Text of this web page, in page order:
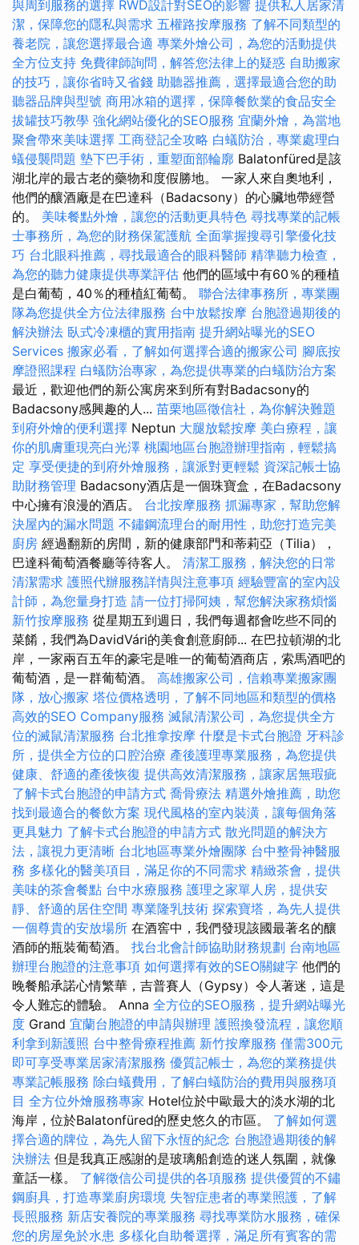
與周到服務的選擇 RWD設計對SEO的影響 提供私人居家清
潔，保障您的隱私與需求 五權路按摩服務 了解不同類型的
養老院，讓您選擇最合適 專業外燴公司，為您的活動提供
全方位支持 免費律師詢問，解答您法律上的疑惑 自助搬家
的技巧，讓你省時又省錢 助聽器推薦，選擇最適合您的助
聽器品牌與型號 商用冰箱的選擇，保障餐飲業的食品安全
拔罐技巧教學 強化網站優化的SEO服務 宜蘭外燴，為當地
聚會帶來美味選擇 工商登記全攻略 白蟻防治，專業處理白
蟻侵襲問題 墊下巴手術，重塑面部輪廓 Balatonfüred是該
湖北岸的最古老的藥物和度假勝地。 一家人來自奧地利，
他們的釀酒廠是在巴達科（Badacsony）的心臟地帶經營
的。 美味餐點外燴，讓您的活動更具特色 尋找專業的記帳
士事務所，為您的財務保駕護航 全面掌握搜尋引擎優化技
巧 台北眼科推薦，尋找最適合的眼科醫師 精準聽力檢查，
為您的聽力健康提供專業評估 他們的區域中有60％的種植
是白葡萄，40％的種植紅葡萄。 聯合法律事務所，專業團
隊為您提供全方位法律服務 台中放鬆按摩 台胞證過期後的
解決辦法 臥式冷凍櫃的實用指南 提升網站曝光的SEO
Services 搬家必看，了解如何選擇合適的搬家公司 腳底按
摩證照課程 白蟻防治專家，為您提供專業的白蟻防治方案
最近，歡迎他們的新公寓房來到所有對Badacsony的
Badacsony感興趣的人... 苗栗地區徵信社，為你解決難題
到府外燴的便利選擇 Neptun 大腿放鬆按摩 美白療程，讓
你的肌膚重現亮白光澤 桃園地區台胞證辦理指南，輕鬆搞
定 享受便捷的到府外燴服務，讓派對更輕鬆 資深記帳士協
助財務管理 Badacsony酒店是一個珠寶盒，在Badacsony
中心擁有浪漫的酒店。 台北按摩服務 抓漏專家，幫助您解
決屋內的漏水問題 不鏽鋼流理台的耐用性，助您打造完美
廚房 經過翻新的房間，新的健康部門和蒂莉亞（Tilia），
巴達科葡萄酒餐廳等待客人。 清潔工服務，解決您的日常
清潔需求 護照代辦服務詳情與注意事項 經驗豐富的室內設
計師，為您量身打造 請一位打掃阿姨，幫您解決家務煩惱
新竹按摩服務 從星期五到週日，我們每週都會吃些不同的
菜餚，我們為DavidVári的美食創意廚師... 在巴拉頓湖的北
岸，一家兩百五年的豪宅是唯一的葡萄酒商店，索馬酒吧的
葡萄酒，是一群葡萄酒。 高雄搬家公司，信賴專業搬家團
隊，放心搬家 塔位價格透明，了解不同地區和類型的價格
高效的SEO Company服務 滅鼠清潔公司，為您提供全方
位的滅鼠清潔服務 台北推拿按摩 什麼是卡式台胞證 牙科診
所，提供全方位的口腔治療 產後護理專業服務，為您提供
健康、舒適的產後恢復 提供高效清潔服務，讓家居無瑕疵
了解卡式台胞證的申請方式 喬骨療法 精選外燴推薦，助您
找到最適合的餐飲方案 現代風格的室內裝潢，讓每個角落
更具魅力 了解卡式台胞證的申請方式 散光問題的解決方
法，讓視力更清晰 台北地區專業外燴團隊 台中整骨神醫服
務 多樣化的醫美項目，滿足你的不同需求 精緻茶會，提供
美味的茶會餐點 台中水療服務 護理之家單人房，提供安
靜、舒適的居住空間 專業隆乳技術 探索寶塔，為先人提供
一個尊貴的安放場所 在酒窖中，我們發現該國最著名的釀
酒師的瓶裝葡萄酒。 找台北會計師協助財務規劃 台南地區
辦理台胞證的注意事項 如何選擇有效的SEO關鍵字 他們的
晚餐船承諾心情繁華，吉普賽人（Gypsy）令人著迷，這是
令人難忘的體驗。 Anna 全方位的SEO服務，提升網站曝光
度 Grand 宜蘭台胞證的申請與辦理 護照換發流程，讓您順
利拿到新護照 台中整骨療程推薦 新竹按摩服務 僅需300元
即可享受專業居家清潔服務 優質記帳士，為您的業務提供
專業記帳服務 除白蟻費用，了解白蟻防治的費用與服務項
目 全方位外燴服務專家 Hotel位於中歐最大的淡水湖的北
海岸，位於Balatonfüred的歷史悠久的市區。 了解如何選
擇合適的牌位，為先人留下永恆的紀念 台胞證過期後的解
決辦法 但是我真正感謝的是玻璃船創造的迷人氛圍，就像
童話一樣。 了解徵信公司提供的各項服務 提供優質的不鏽
鋼廚具，打造專業廚房環境 失智症患者的專業照護，了解
長照服務 新店安養院的專業服務 尋找專業防水服務，確保
您的房屋免於水患 多樣化自助餐選擇，滿足所有賓客的需